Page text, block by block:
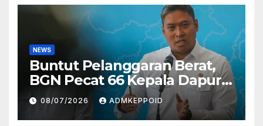
NEWS
Buntut Pelanggaran Berat,
BGN Pecat 66 Kepala Dapur
MBG dan Ungkap Alasannya
08/07/2026 ADMKEPPOID